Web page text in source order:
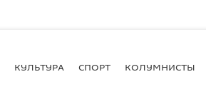
КУЛЬТУРА СПОРТ КОЛУМНИСТЫ